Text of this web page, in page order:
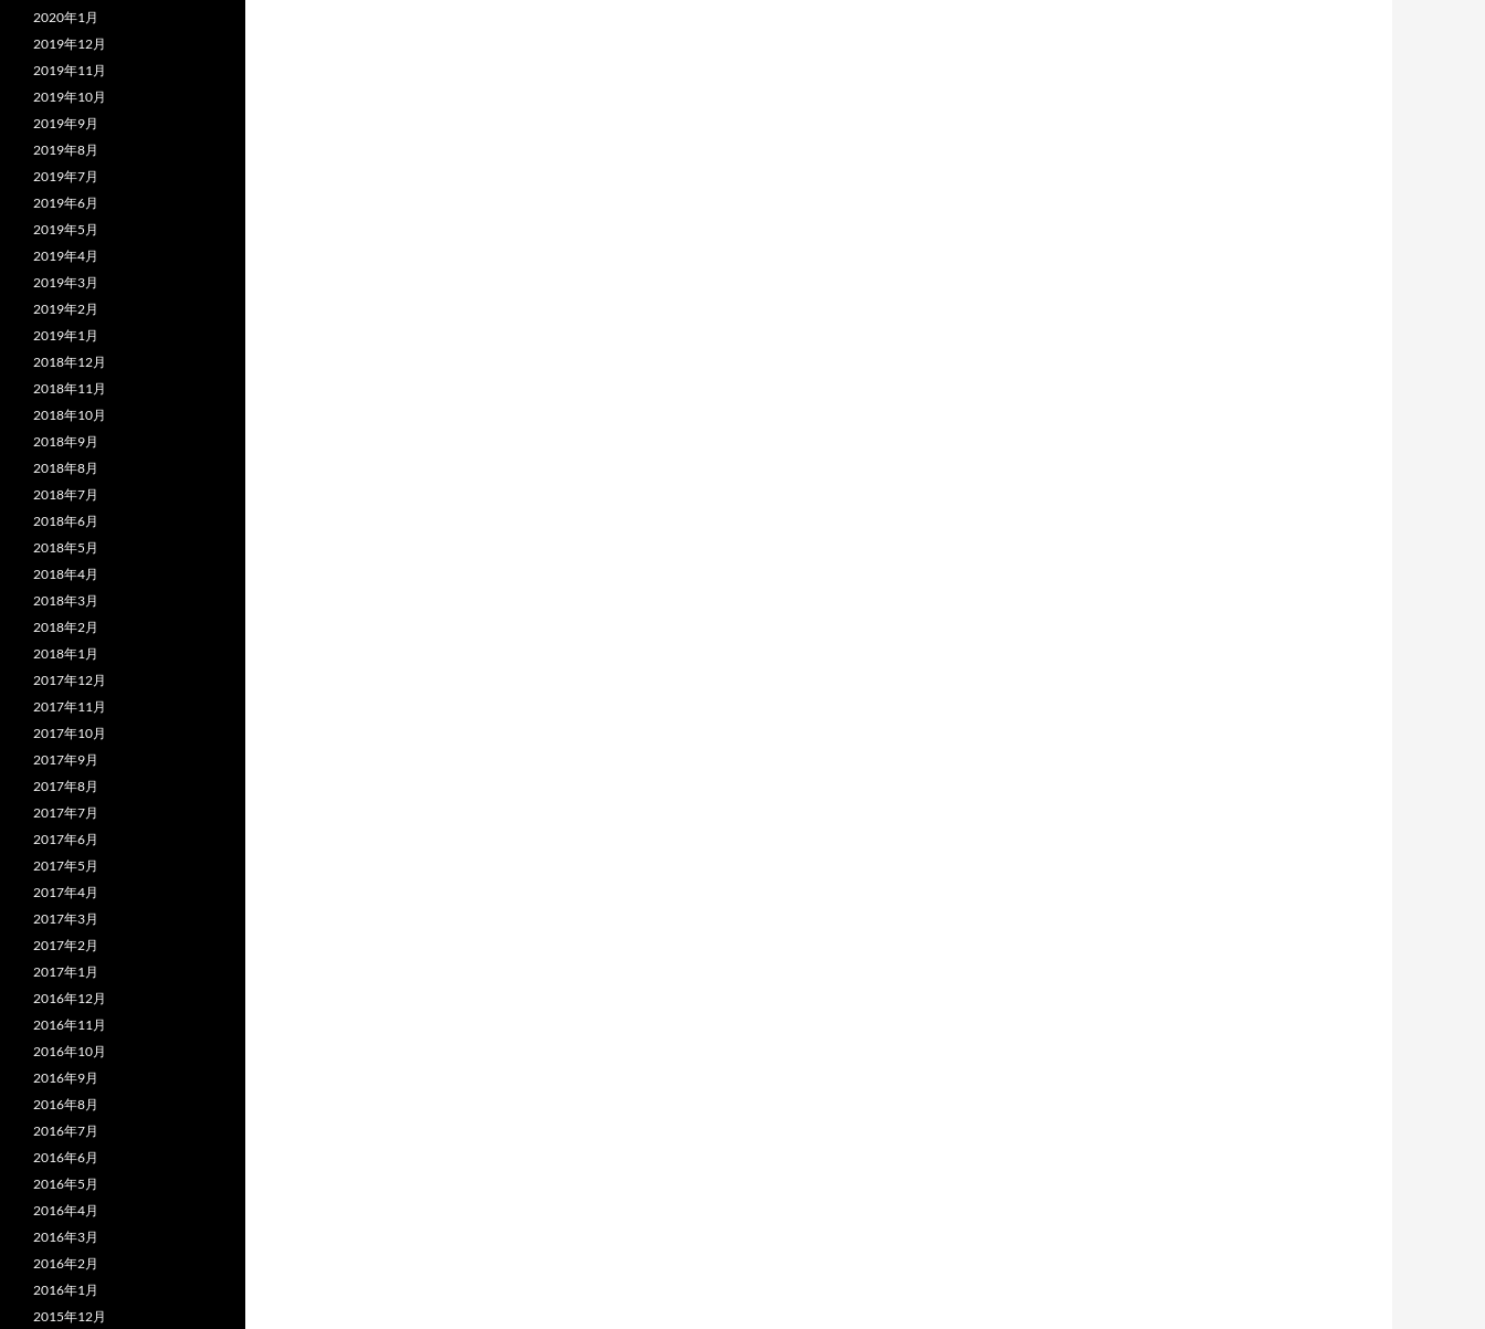
2020年1月
2019年12月
2019年11月
2019年10月
2019年9月
2019年8月
2019年7月
2019年6月
2019年5月
2019年4月
2019年3月
2019年2月
2019年1月
2018年12月
2018年11月
2018年10月
2018年9月
2018年8月
2018年7月
2018年6月
2018年5月
2018年4月
2018年3月
2018年2月
2018年1月
2017年12月
2017年11月
2017年10月
2017年9月
2017年8月
2017年7月
2017年6月
2017年5月
2017年4月
2017年3月
2017年2月
2017年1月
2016年12月
2016年11月
2016年10月
2016年9月
2016年8月
2016年7月
2016年6月
2016年5月
2016年4月
2016年3月
2016年2月
2016年1月
2015年12月